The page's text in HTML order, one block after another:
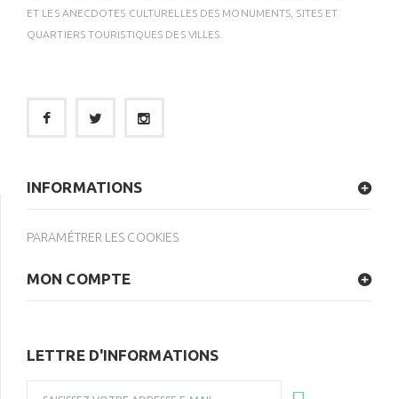
ET LES ANECDOTES CULTURELLES DES MONUMENTS, SITES ET
QUARTIERS TOURISTIQUES DES VILLES.
INFORMATIONS
PARAMÉTRER LES COOKIES
MON COMPTE
LETTRE D'INFORMATIONS